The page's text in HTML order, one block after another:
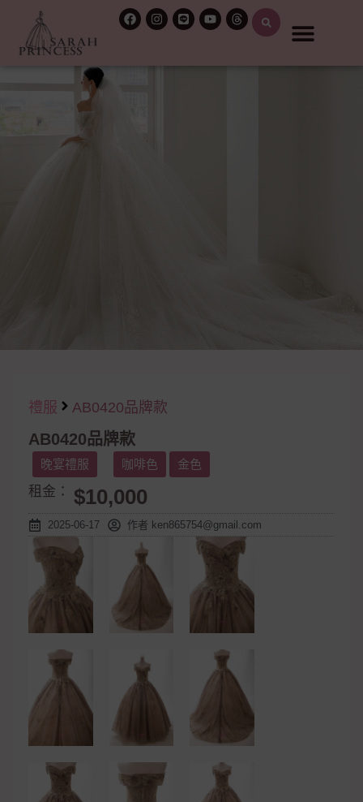
禮服 AB0420品牌款
AB0420品牌款
晚宴禮服 咖啡色 金色
租金： $10,000
2025-06-17 作者 ken865754@gmail.com